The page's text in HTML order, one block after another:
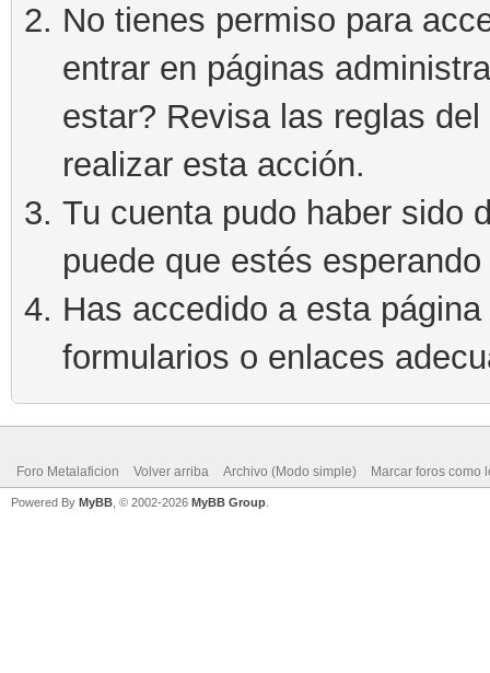
No tienes permiso para
entrar en páginas
estar? Revisa las reglas
realizar esta acción.
Tu cuenta pudo haber sido
puede que estés
Has accedido a esta
formularios o enlaces
Foro Metalaficion Volver arriba Archivo (Modo simple) Marcar foros como
Powered By MyBB , © 2002-2026 MyBB Group